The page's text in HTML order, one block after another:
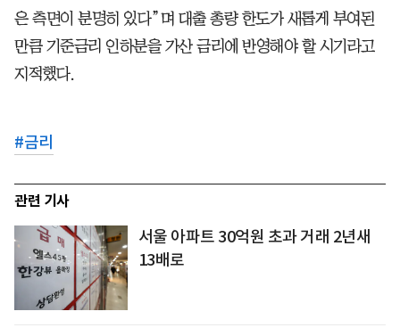
은 측면이 분명히 있다”며 대출 총량 한도가 새롭게 부여된
만큼 기준금리 인하분을 가산 금리에 반영해야 할 시기라고
지적했다.
#금리
관련 기사
서울 아파트 30억원 초과 거래 2년새
13배로